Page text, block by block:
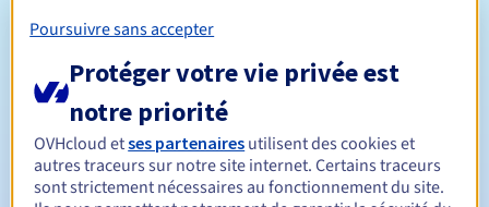
Durée de réservation Entre 1 et 10 ans
Durée de renouvellement Entre 1 et 10 ans
Poursuivre sans accepter
Protéger votre vie privée est
notre priorité
OVHcloud etses partenaires utilisent des cookies et
autres traceurs sur notre site internet. Certains traceurs
sont strictement nécessaires au fonctionnement du site.